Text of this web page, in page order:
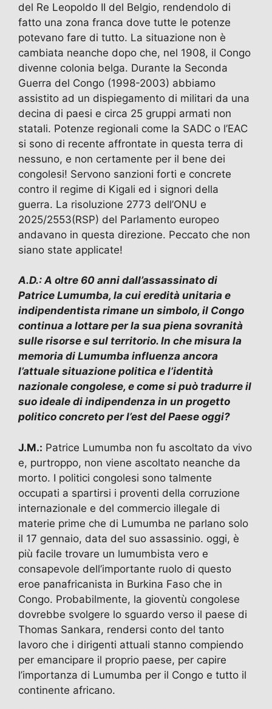
del Re Leopoldo II del Belgio, rendendolo di
fatto una zona franca dove tutte le potenze
potevano fare di tutto. La situazione non è
cambiata neanche dopo che, nel 1908, il Congo
divenne colonia belga. Durante la Seconda
Guerra del Congo (1998-2003) abbiamo
assistito ad un dispiegamento di militari da una
decina di paesi e circa 25 gruppi armati non
statali. Potenze regionali come la SADC o l’EAC
si sono di recente affrontate in questa terra di
nessuno, e non certamente per il bene dei
congolesi! Servono sanzioni forti e concrete
contro il regime di Kigali ed i signori della
guerra. La risoluzione 2773 dell’ONU e
2025/2553(RSP) del Parlamento europeo
andavano in questa direzione. Peccato che non
siano state applicate!
A.D.: A oltre 60 anni dall’assassinato di
Patrice Lumumba, la cui eredità unitaria e
indipendentista rimane un simbolo, il Congo
continua a lottare per la sua piena sovranità
sulle risorse e sul territorio. In che misura la
memoria di Lumumba influenza ancora
l’attuale situazione politica e l’identità
nazionale congolese, e come si può tradurre il
suo ideale di indipendenza in un progetto
politico concreto per l’est del Paese oggi?
J.M.: Patrice Lumumba non fu ascoltato da vivo
e, purtroppo, non viene ascoltato neanche da
morto. I politici congolesi sono talmente
occupati a spartirsi i proventi della corruzione
internazionale e del commercio illegale di
materie prime che di Lumumba ne parlano solo
il 17 gennaio, data del suo assassinio. oggi, è
più facile trovare un lumumbista vero e
consapevole dell’importante ruolo di questo
eroe panafricanista in Burkina Faso che in
Congo. Probabilmente, la gioventù congolese
dovrebbe svolgere lo sguardo verso il paese di
Thomas Sankara, rendersi conto del tanto
lavoro che i dirigenti attuali stanno compiendo
per emancipare il proprio paese, per capire
l’importanza di Lumumba per il Congo e tutto il
continente africano.